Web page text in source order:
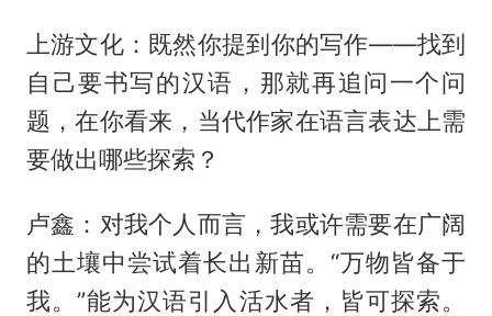
上游文化：既然你提到你的写作——找到
自己要书写的汉语，那就再追问一个问
题，在你看来，当代作家在语言表达上需
要做出哪些探索？
卢鑫：对我个人而言，我或许需要在广阔
的土壤中尝试着长出新苗。“万物皆备于
我。”能为汉语引入活水者，皆可探索。